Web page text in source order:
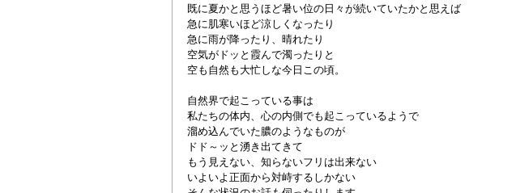
既に夏かと思うほど暑い位の日々が続いていたかと思えば
急に肌寒いほど涼しくなったり
急に雨が降ったり、晴れたり
空気がドッと霞んで濁ったりと
空も自然も大忙しな今日この頃。
自然界で起こっている事は
私たちの体内、心の内側でも起こっているようで
溜め込んでいた膿のようなものが
ドド～ッと湧き出てきて
もう見えない、知らないフリは出来ない
いよいよ正面から対峙するしかない